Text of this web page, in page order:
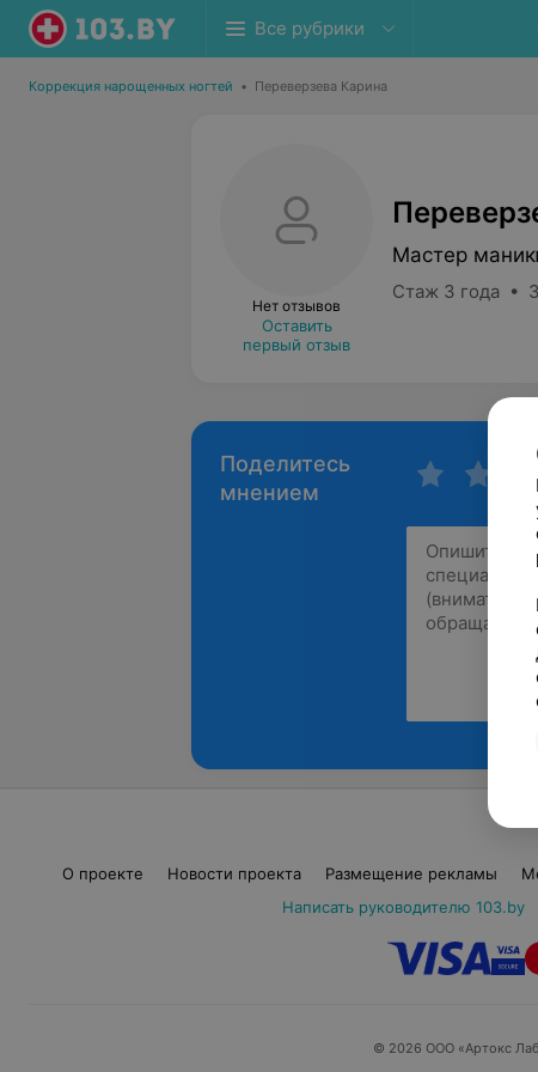
Все рубрики
Коррекция нарощенных ногтей • Переверзева Карина
Нет отзывов
Оставить
первый отзыв
Мастер
Стаж 3 года •
Поделитесь
мнением
О проекте Новости проекта Размещение рекламы
Написать руководителю 103.by
© 2026 ООО «Артокс